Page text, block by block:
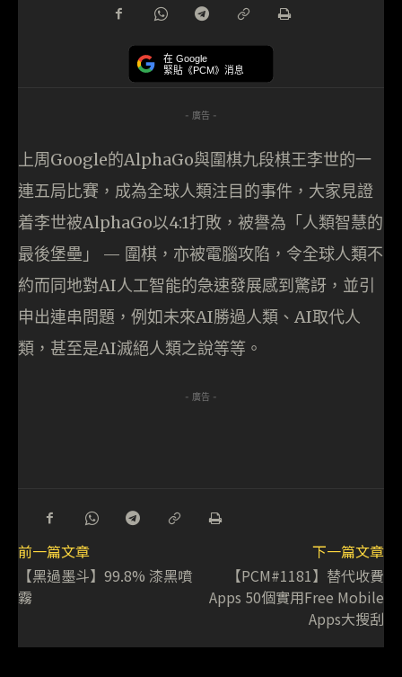
在 Google
緊貼《PCM》消息
- 廣告 -
上周Google的AlphaGo與圍棋九段棋王李世的一
連五局比賽，成為全球人類注目的事件，大家見證
着李世被AlphaGo以4:1打敗，被譽為「人類智慧的
最後堡壘」 — 圍棋，亦被電腦攻陷，令全球人類不
約而同地對AI人工智能的急速發展感到驚訝，並引
申出連串問題，例如未來AI勝過人類、AI取代人
類，甚至是AI滅絕人類之說等等。
- 廣告 -
前一篇文章
【黑過墨斗】99.8% 漆黑噴
霧
下一篇文章
【PCM#1181】替代收費
Apps 50個實用Free Mobile
Apps大搜刮